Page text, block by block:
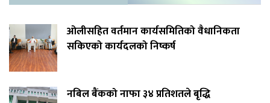
ओलीसहित वर्तमान कार्यसमितिको वैधानिकता
सकिएको कार्यदलको निष्कर्ष
नबिल बैंकको नाफा ३४ प्रतिशतले बृद्धि